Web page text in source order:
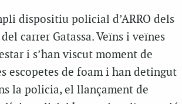
dispositiu policial d’ARRO dels
carrer Gatassa. Veïns i veïnes
i s’han viscut moment de
escopetes de foam i han detingut
la policia, el llançament de